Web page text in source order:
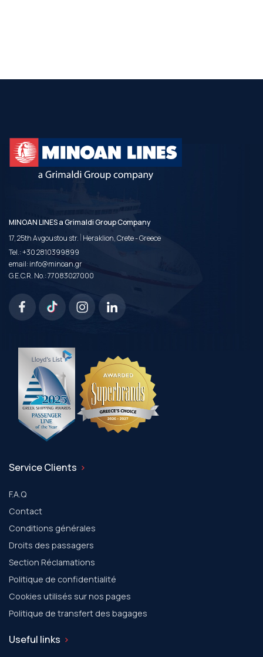
MINOAN LINES a Grimaldi Group Company
17, 25th Avgoustou str. | Heraklion, Crete - Greece
Tel.:+30 2810399899
email:info@minoan.gr
G.E.C.R. No.: 77083027000
Service Clients
F.A.Q
Contact
Conditions générales
Droits des passagers
Section Réclamations
Politique de confidentialité
Cookies utilisés sur nos pages
Politique de transfert des bagages
Useful links